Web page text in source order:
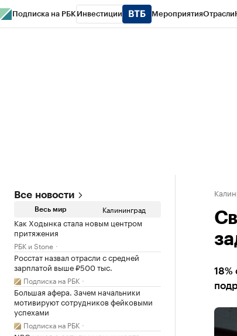
Подписка на РБК Инвестиции МероприятияОтрасли
Все новости
Весь мир Калининград
Как Ходынка стала новым центром
притяжения
РБК и Stone
Росстат назвал отрасли с средней
зарплатой выше ₽500 тыс.
Подписка на РБК
Большая афера. Зачем начальники
мотивируют сотрудников фейковыми
успехами
Подписка на РБК
18%